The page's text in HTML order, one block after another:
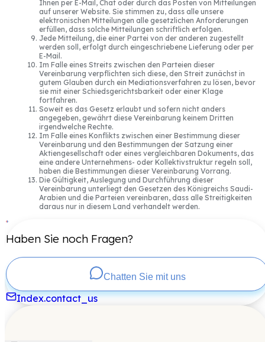
Ihnen per E-Mail, Chat oder durch das Posten von Mitteilungen
auf unserer Website. Sie stimmen zu, dass alle unsere
elektronischen Mitteilungen alle gesetzlichen Anforderungen
erfüllen, dass solche Mitteilungen schriftlich erfolgen.
Jede Mitteilung, die einer Partei von der anderen zugestellt
werden soll, erfolgt durch eingeschriebene Lieferung oder per
E-Mail.
Im Falle eines Streits zwischen den Parteien dieser
Vereinbarung verpflichten sich diese, den Streit zunächst in
gutem Glauben durch ein Mediationsverfahren zu lösen, bevor
sie mit einer Schiedsgerichtsbarkeit oder einer Klage
fortfahren.
Soweit es das Gesetz erlaubt und sofern nicht anders
angegeben, gewährt diese Vereinbarung keinem Dritten
irgendwelche Rechte.
Im Falle eines Konflikts zwischen einer Bestimmung dieser
Vereinbarung und den Bestimmungen der Satzung einer
Aktiengesellschaft oder eines vergleichbaren Dokuments, das
eine andere Unternehmens- oder Kollektivstruktur regeln soll,
haben die Bestimmungen dieser Vereinbarung Vorrang.
Die Gültigkeit, Auslegung und Durchführung dieser
Vereinbarung unterliegt den Gesetzen des Königreichs Saudi-
Arabien und die Parteien vereinbaren, dass alle Streitigkeiten
daraus nur in diesem Land verhandelt werden.
Haben Sie noch Fragen?
Chatten Sie mit uns
Index.contact_us